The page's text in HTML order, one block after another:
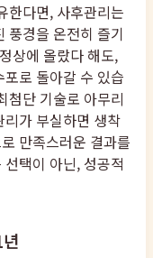
한다면, 사후관리는
풍경을 온전히 즐기
상에 올랐다 해도,
로 돌아갈 수 있습
첨단 기술로 아무리
가 부실하면 생착
만족스러운 결과를
선택이 아닌, 성공적